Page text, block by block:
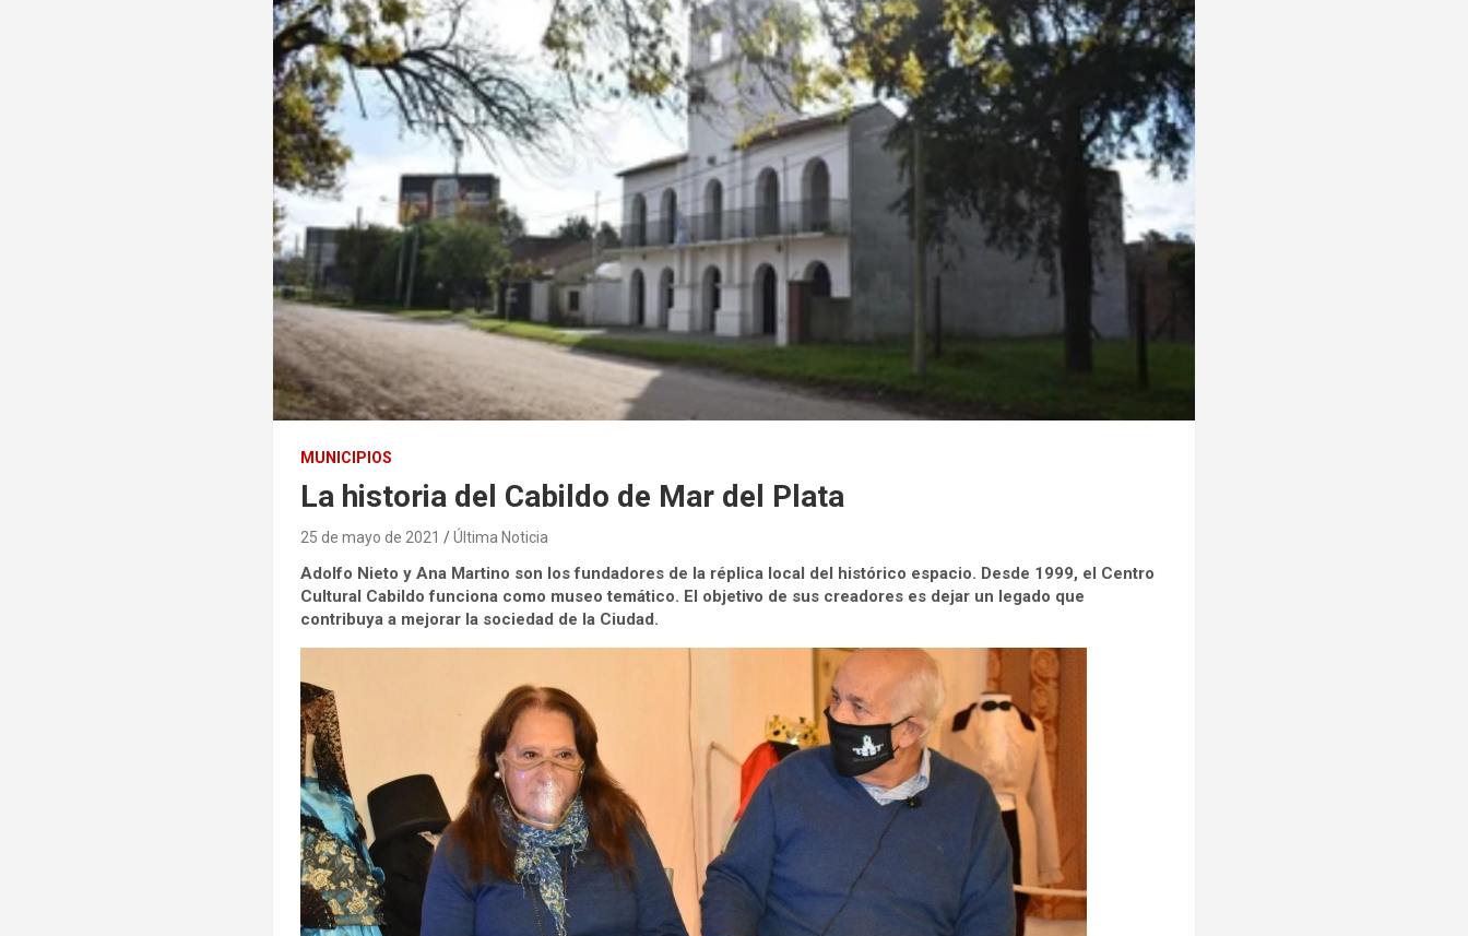
MUNICIPIOS
La historia del Cabildo de Mar del Plata
25 de mayo de 2021 Última Noticia
Adolfo Nieto y Ana Martino son los fundadores de la réplica local del histórico espacio. Desde 1999, el Centro
Cultural Cabildo funciona como museo temático. El objetivo de sus creadores es dejar un legado que
contribuya a mejorar la sociedad de la Ciudad.